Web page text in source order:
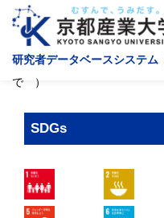
研究者データベースシステム
で ）
SDGs